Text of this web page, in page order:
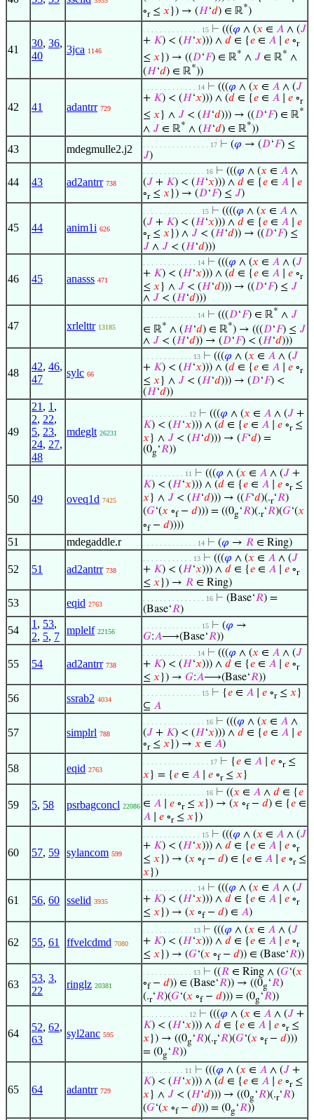
∘r≤ 𝑥 }) → (𝐻‘𝑑) ∈ ℝ*)
41
30, 36,
40
3jca 1146
. . . . . . . . . . . . . . 15 ⊢ (((𝜑 ∧ (𝑥 ∈ 𝐴 ∧ (𝐽
+ 𝐾) < (𝐻‘𝑥))) ∧ 𝑑 ∈ {𝑒 ∈ 𝐴 𝑒 ∘r
≤ 𝑥}) → ((𝐷‘𝐹) ∈ ℝ* ∧ 𝐽∈ ℝ* ∧
(𝐻‘𝑑) ∈ ℝ*))
42 41 adantrr 729
. . . . . . . . . . . . . 14 ⊢ (((𝜑 ∧ (𝑥 ∈ 𝐴 ∧ (𝐽
+ 𝐾) < (𝐻‘𝑥))) ∧ (𝑑 ∈ {𝑒 ∈ 𝐴 𝑒 ∘r
≤ 𝑥} ∧ 𝐽< (𝐻‘𝑑))) → ((𝐷‘𝐹) ∈ ℝ*
∧ 𝐽 ∈ ℝ* ∧ (𝐻‘𝑑) ∈ ℝ*))
43 mdegmulle2.j2 . . . . . . . . . . . . . . . . 17 ⊢ (𝜑 → (𝐷‘𝐹) ≤
𝐽)
44 43 ad2antrr 738
. . . . . . . . . . . . . . . 16 ⊢ (((𝜑 ∧ (𝑥 ∈ 𝐴 ∧
(𝐽 + 𝐾) < (𝐻‘𝑥))) ∧ 𝑑 ∈ {𝑒 ∈ 𝐴
𝑒
∘r≤ 𝑥 }) → (𝐷‘𝐹) ≤ 𝐽)
45 44 anim1i 626
. . . . . . . . . . . . . . 15 ⊢ ((((𝜑 ∧ (𝑥 ∈ 𝐴 ∧
(𝐽 + 𝐾) < (𝐻‘𝑥))) ∧ 𝑑 ∈ {𝑒 ∈ 𝐴
𝑒
∘r≤ 𝑥 }) ∧ 𝐽 < (𝐻‘𝑑)) → ((𝐷‘𝐹) ≤
𝐽 ∧ 𝐽 < (𝐻‘𝑑)))
46 45 anasss 471
. . . . . . . . . . . . . 14 ⊢ (((𝜑 ∧ (𝑥 ∈ 𝐴 ∧ (𝐽
+ 𝐾) < (𝐻‘𝑥))) ∧ (𝑑 ∈ {𝑒 ∈ 𝐴 𝑒 ∘r
≤ 𝑥 } ∧ 𝐽 < (𝐻‘𝑑))) → ((𝐷‘𝐹) ≤ 𝐽
∧ 𝐽 < (𝐻‘𝑑)))
47 xrlelttr 13185
. . . . . . . . . . . . . 14 ⊢ (((𝐷‘𝐹) ∈ ℝ* ∧ 𝐽
∈ ℝ* ∧ (𝐻‘𝑑) ∈ ℝ*) → (((𝐷‘𝐹) ≤ 𝐽
∧ 𝐽 < (𝐻‘𝑑)) → (𝐷‘𝐹) < (𝐻‘𝑑)))
48
42, 46,
47
sylc 66
. . . . . . . . . . . . 13 ⊢ (((𝜑 ∧ (𝑥 ∈ 𝐴 ∧ (𝐽
+ 𝐾) < (𝐻‘𝑥))) ∧ (𝑑 ∈ {𝑒 ∈ 𝐴 𝑒 ∘r
≤ 𝑥 } ∧ 𝐽 < (𝐻‘𝑑))) → (𝐷‘𝐹) <
(𝐻‘𝑑))
49
21 , 1 ,
2, 22,
5, 23,
24, 27,
48
mdeglt 26231
. . . . . . . . . . . 12 ⊢ (((𝜑 ∧ (𝑥 ∈ 𝐴 ∧ (𝐽 +
𝐾) < (𝐻‘𝑥))) ∧ (𝑑 ∈ {𝑒 ∈ 𝐴 𝑒 ∘r≤
𝑥 } ∧ 𝐽 < (𝐻‘𝑑))) → (𝐹‘𝑑) =
(0g‘𝑅))
50 49 oveq1d 7425
. . . . . . . . . . 11 ⊢ (((𝜑 ∧ (𝑥 ∈ 𝐴 ∧ (𝐽 +
𝐾) < (𝐻‘𝑥))) ∧ (𝑑 ∈ {𝑒 ∈ 𝐴 𝑒 ∘r≤
𝑥 } ∧ 𝐽 < (𝐻‘𝑑))) → ((𝐹‘𝑑)(.r‘𝑅)
(𝐺‘(𝑥 ∘f− 𝑑))) = ((0g‘𝑅)(.r‘𝑅)(𝐺‘(𝑥
∘f− 𝑑))))
51 mdegaddle.r . . . . . . . . . . . . . 14 ⊢ (𝜑 → 𝑅 ∈ Ring)
52 51 ad2antrr 738
. . . . . . . . . . . . 13 ⊢ (((𝜑 ∧ (𝑥 ∈ 𝐴 ∧ (𝐽
+ 𝐾) < (𝐻‘𝑥))) ∧ 𝑑 ∈ {𝑒 ∈ 𝐴 𝑒 ∘r
≤ 𝑥 }) → 𝑅 ∈ Ring)
53 eqid 2763
. . . . . . . . . . . . . . . 16 ⊢ (Base‘𝑅) =
(Base‘𝑅)
54
1 , 53,
2, 5, 7
mplelf 22156
. . . . . . . . . . . . . . 15 ⊢ (𝜑 →
𝐺:𝐴⟶(Base‘𝑅))
55 54 ad2antrr 738
. . . . . . . . . . . . . 14 ⊢ (((𝜑 ∧ (𝑥 ∈ 𝐴 ∧ (𝐽
+ 𝐾) < (𝐻‘𝑥))) ∧ 𝑑 ∈ {𝑒 ∈ 𝐴 𝑒 ∘r
≤ 𝑥 }) → 𝐺:𝐴⟶(Base‘𝑅))
56 ssrab2 4034
. . . . . . . . . . . . . . 15 ⊢ {𝑒 ∈ 𝐴 𝑒 ∘r≤ 𝑥 }
⊆ 𝐴
57 simplrl 788
. . . . . . . . . . . . . . . 16 ⊢ (((𝜑 ∧ (𝑥 ∈ 𝐴 ∧
(𝐽 + 𝐾) < (𝐻‘𝑥))) ∧ 𝑑 ∈ {𝑒 ∈ 𝐴
𝑒
∘r≤ 𝑥 }) → 𝑥 ∈ 𝐴)
58 eqid 2763
. . . . . . . . . . . . . . . . 17 ⊢ {𝑒 ∈ 𝐴 𝑒 ∘r≤
𝑥 } = {𝑒 ∈ 𝐴 𝑒 ∘r≤ 𝑥 }
59 5, 58 psrbagconcl 22086
. . . . . . . . . . . . . . . 16 ⊢ ((𝑥 ∈ 𝐴 ∧ 𝑑 ∈ {𝑒
∈ 𝐴 𝑒 ∘r≤ 𝑥 }) → (𝑥 ∘f− 𝑑) ∈ {𝑒 ∈
𝐴
𝑒 ∘r≤ 𝑥 })
60 57, 59 sylancom 599
. . . . . . . . . . . . . . 15 ⊢ (((𝜑 ∧ (𝑥 ∈ 𝐴 ∧ (𝐽
+ 𝐾) < (𝐻‘𝑥))) ∧ 𝑑 ∈ {𝑒 ∈ 𝐴 𝑒 ∘r
≤ 𝑥 }) → (𝑥 ∘f− 𝑑) ∈ {𝑒 ∈ 𝐴 𝑒 ∘r≤
𝑥 })
61 56, 60 sselid 3935
. . . . . . . . . . . . . 14 ⊢ (((𝜑 ∧ (𝑥 ∈ 𝐴 ∧ (𝐽
+ 𝐾) < (𝐻‘𝑥))) ∧ 𝑑 ∈ {𝑒 ∈ 𝐴 𝑒 ∘r
≤ 𝑥 }) → (𝑥 ∘f− 𝑑) ∈ 𝐴)
62 55, 61 ffvelcdmd 7080
. . . . . . . . . . . . 13 ⊢ (((𝜑 ∧ (𝑥 ∈ 𝐴 ∧ (𝐽
+ 𝐾) < (𝐻‘𝑥))) ∧ 𝑑 ∈ {𝑒 ∈ 𝐴 𝑒 ∘r
≤ 𝑥 }) → (𝐺‘(𝑥 ∘f− 𝑑)) ∈ (Base‘𝑅))
63
53, 3,
22
ringlz 20381
. . . . . . . . . . . . 13 ⊢ ((𝑅 ∈ Ring ∧ (𝐺‘(𝑥
∘f− 𝑑)) ∈ (Base‘𝑅)) → ((0g‘𝑅)
(.r‘𝑅)(𝐺‘(𝑥 ∘f− 𝑑))) = (0g‘𝑅))
64
52, 62,
63
syl2anc 595
. . . . . . . . . . . 12 ⊢ (((𝜑 ∧ (𝑥 ∈ 𝐴 ∧ (𝐽 +
𝐾) < (𝐻‘𝑥))) ∧ 𝑑 ∈ {𝑒 ∈ 𝐴 𝑒 ∘r≤
𝑥 }) → ((0g‘𝑅)(.r‘𝑅)(𝐺‘(𝑥 ∘f− 𝑑)))
= (0g‘𝑅))
65 64 adantrr 729
. . . . . . . . . . 11 ⊢ (((𝜑 ∧ (𝑥 ∈ 𝐴 ∧ (𝐽 +
𝐾) < (𝐻‘𝑥))) ∧ (𝑑 ∈ {𝑒 ∈ 𝐴 𝑒 ∘r≤
𝑥 } ∧ 𝐽 < (𝐻‘𝑑))) → ((0g‘𝑅)(.r‘𝑅)
(𝐺‘(𝑥 ∘f− 𝑑))) = (0g‘𝑅))